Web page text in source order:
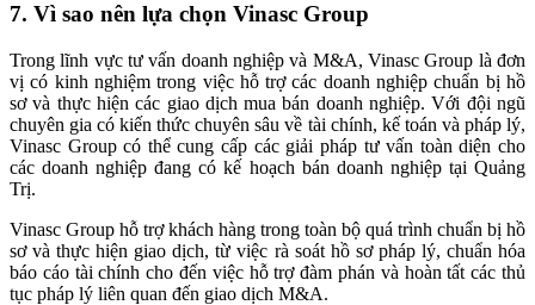
7. Vì sao nên lựa chọn Vinasc Group
Trong lĩnh vực tư vấn doanh nghiệp và M&A, Vinasc Group là đơn
vị có kinh nghiệm trong việc hỗ trợ các doanh nghiệp chuẩn bị hồ
sơ và thực hiện các giao dịch mua bán doanh nghiệp. Với đội ngũ
chuyên gia có kiến thức chuyên sâu về tài chính, kế toán và pháp lý,
Vinasc Group có thể cung cấp các giải pháp tư vấn toàn diện cho
các doanh nghiệp đang có kế hoạch bán doanh nghiệp tại Quảng
Trị.
Vinasc Group hỗ trợ khách hàng trong toàn bộ quá trình chuẩn bị hồ
sơ và thực hiện giao dịch, từ việc rà soát hồ sơ pháp lý, chuẩn hóa
báo cáo tài chính cho đến việc hỗ trợ đàm phán và hoàn tất các thủ
tục pháp lý liên quan đến giao dịch M&A.